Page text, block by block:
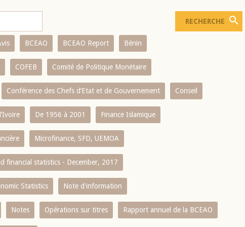
BCEAO BCEAO Report Bénin
COFEB Comité de Politique Monétaire
Conférence des Chefs d’Etat et de Gouvernement Conseil
De 1956 à 2001 Finance Islamique
Microfinance, SFD, UEMOA
financial statistics - December, 2017
Statistics Note d'information
Notes Opérations sur titres Rapport annuel de la BCEAO